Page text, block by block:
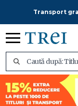
Transport